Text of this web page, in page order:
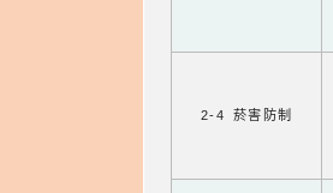
2-4 菸害防制